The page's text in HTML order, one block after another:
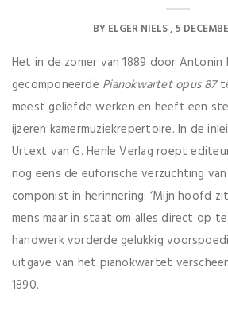
BYELGER NIELS 5
Het in de zomer van 1889 door Antonin
gecomponeerde Pianokwartet opus 87
meest geliefde werken en heeft een
ijzeren kamermuziekrepertoire. In de
Urtext van G. Henle Verlag roept
nog eens de euforische verzuchting
componist in herinnering: ‘Mijn hoofd
mens maar in staat om alles direct op te
handwerk vorderde gelukkig
uitgave van het pianokwartet
1890.